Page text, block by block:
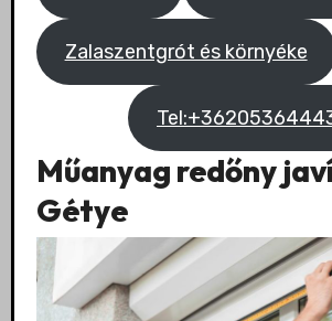
Zalaszentgrót és környéke
Műanyag redőny
Gétye